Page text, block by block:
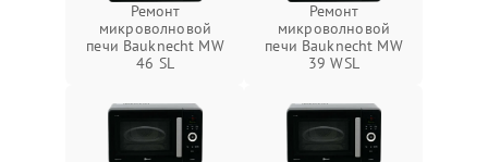
Ремонт
микроволновой
печи Bauknecht MW
46 SL
Ремонт
микроволновой
печи Bauknecht MW
39 WSL